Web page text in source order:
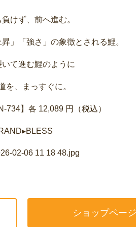
けず、前へ進む。
」「強さ」の象徴とされる鯉。
いて進む鯉のように
を、まっすぐに。
734】各 12,089 円（税込）
ショップペー